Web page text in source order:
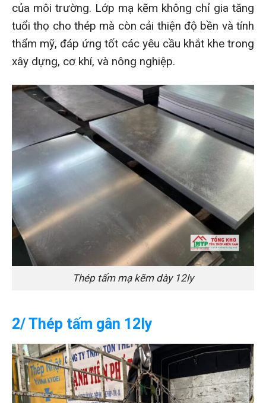
của môi trường. Lớp mạ kẽm không chỉ gia tăng
tuổi thọ cho thép mà còn cải thiện độ bền và tính
thẩm mỹ, đáp ứng tốt các yêu cầu khắt khe trong
xây dựng, cơ khí, và nông nghiệp.
Thép tấm mạ kẽm dày 12ly
2/ Thép tấm gân 12ly